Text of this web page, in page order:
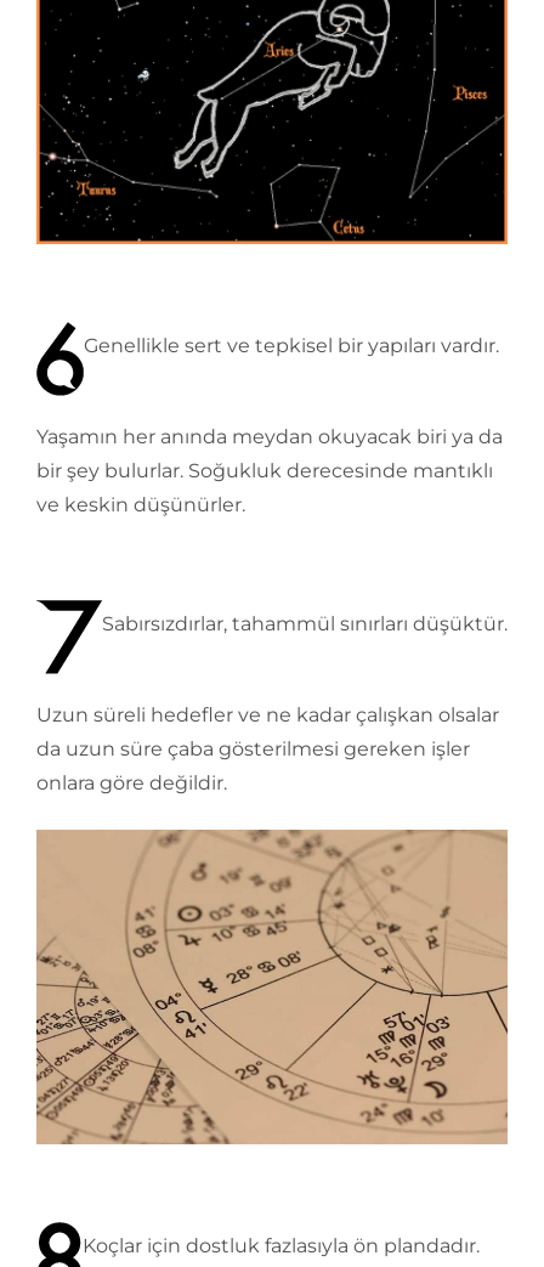
Genellikle sert ve tepkisel bir yapıları vardır.
Yaşamın her anında meydan okuyacak biri ya da
bir şey bulurlar. Soğukluk derecesinde mantıklı
ve keskin düşünürler.
Sabırsızdırlar, tahammül sınırları düşüktür.
Uzun süreli hedefler ve ne kadar çalışkan olsalar
da uzun süre çaba gösterilmesi gereken işler
onlara göre değildir.
Koçlar için dostluk fazlasıyla ön plandadır.